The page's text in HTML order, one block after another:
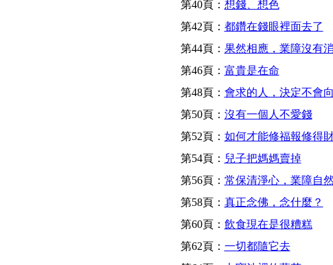
第40頁： 想錢、想色
第42頁： 都鑽在錢眼裡面去了
第44頁： 果然相應，業障沒有
第46頁： 富貴是在命
第48頁： 會求的人，決定不會
第50頁： 沒有一個人不愛錢
第52頁： 如何才能修福報修得
第54頁： 兒子把媽媽賣掉
第56頁： 常保清淨心，業障自
第58頁： 真正念佛，念什麼？
第60頁： 飲食現在是很糟糕
第62頁： 一切都隨它去